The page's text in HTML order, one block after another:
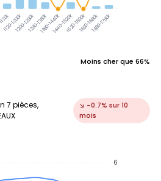
1120-1200k1200-1280k1280-1360k1360-1440k1440-1520k1520-1600k1600-1680k1680-1760k
Moins cher que 66%
7 pièces,
↘ -0.7% sur 10
mois
6